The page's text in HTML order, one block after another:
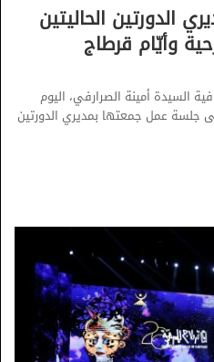
الدورتين الحاليتين
وأيّام قرطاج
السيدة أمينة الصرارفي، اليوم
24 نوفمبر 2025، على جلسة عمل جمعتها بمديري الدورتين